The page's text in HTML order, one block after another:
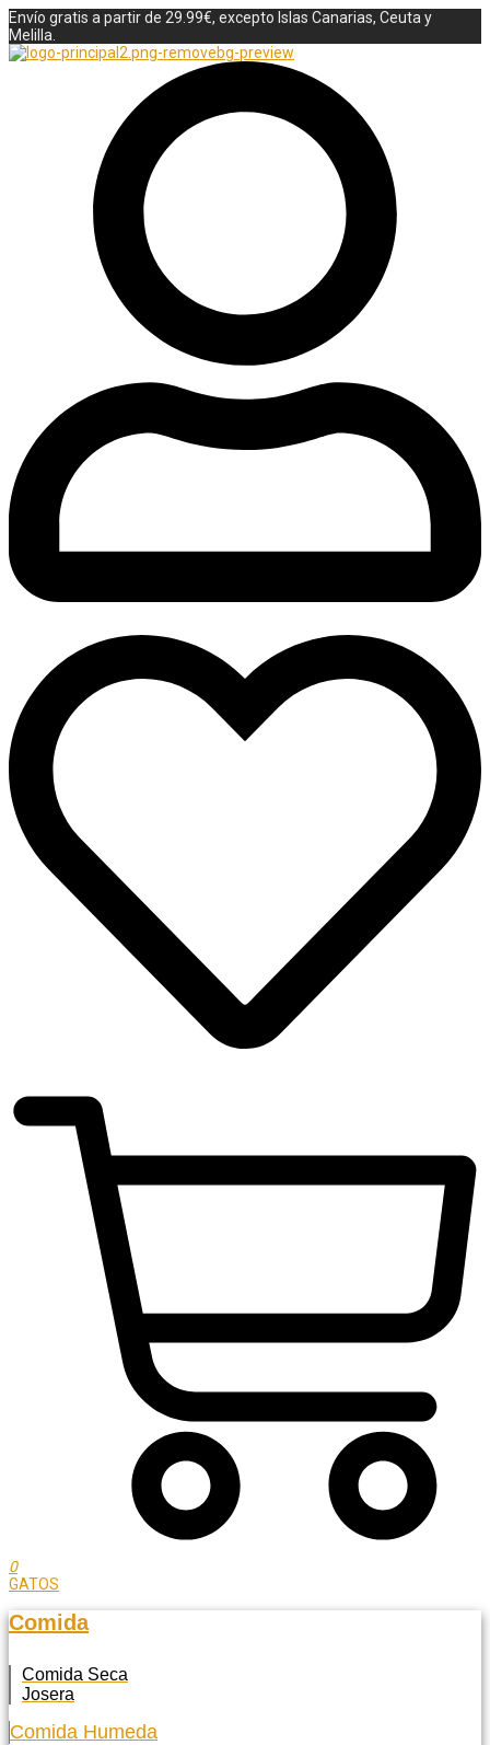
Envío gratis a partir de 29.99€, excepto Islas Canarias, Ceuta y
Melilla.
0
GATOS
Comida
Comida Seca
Josera
Comida Humeda